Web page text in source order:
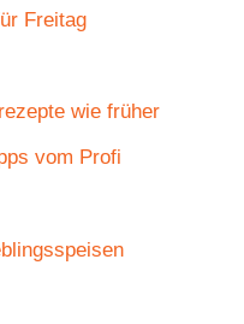
Freitag
wie früher
vom Profi